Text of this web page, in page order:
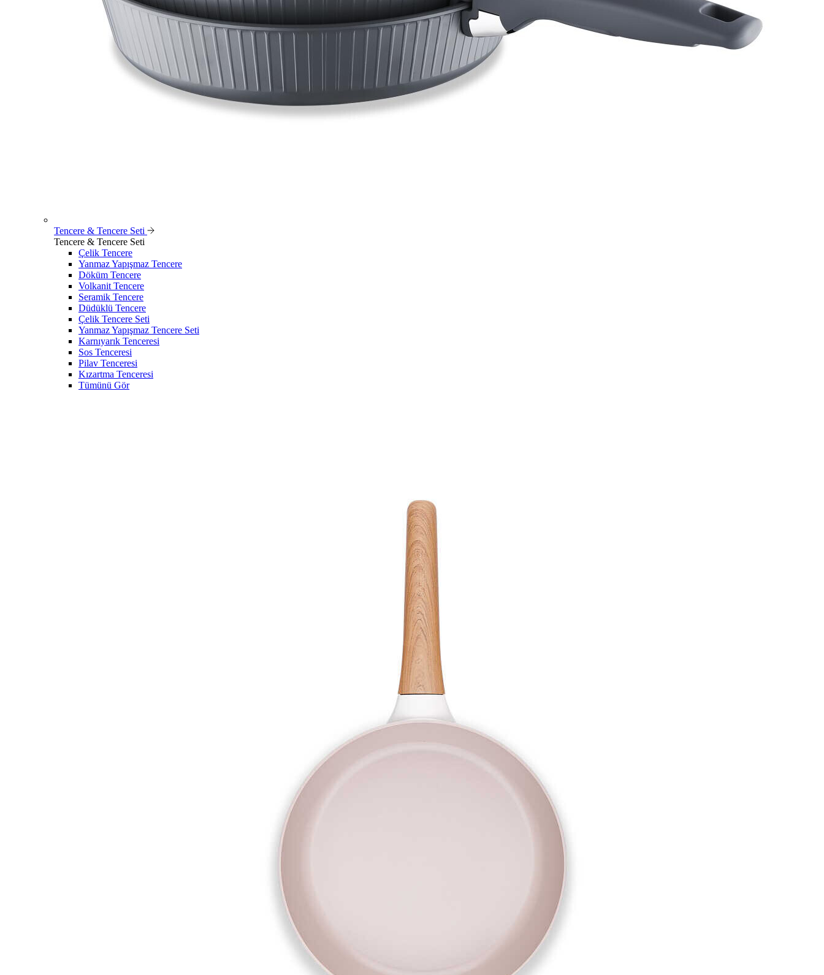
Tencere & Tencere Seti
Tencere & Tencere Seti
Çelik Tencere
Yanmaz Yapışmaz Tencere
Döküm Tencere
Volkanit Tencere
Seramik Tencere
Düdüklü Tencere
Çelik Tencere Seti
Yanmaz Yapışmaz Tencere Seti
Karnıyarık Tenceresi
Sos Tenceresi
Pilav Tenceresi
Kızartma Tenceresi
Tümünü Gör